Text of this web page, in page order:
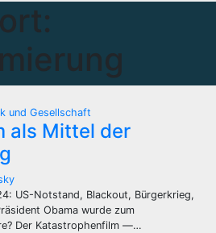
und Gesellschaft
als Mittel der
US-Notstand, Blackout, Bürgerkrieg,
Obama wurde zum
Der Katastrophenfilm —…